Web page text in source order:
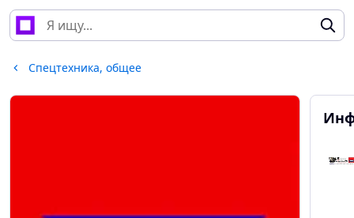
Спецтехника, общее